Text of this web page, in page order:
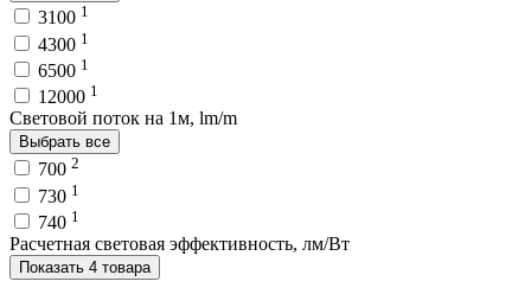
3100 1
4300 1
6500 1
12000 1
Световой поток на 1м, lm/m
Выбрать все
700 2
730 1
740 1
Расчетная световая эффективность, лм/Вт
Показать 4 товара